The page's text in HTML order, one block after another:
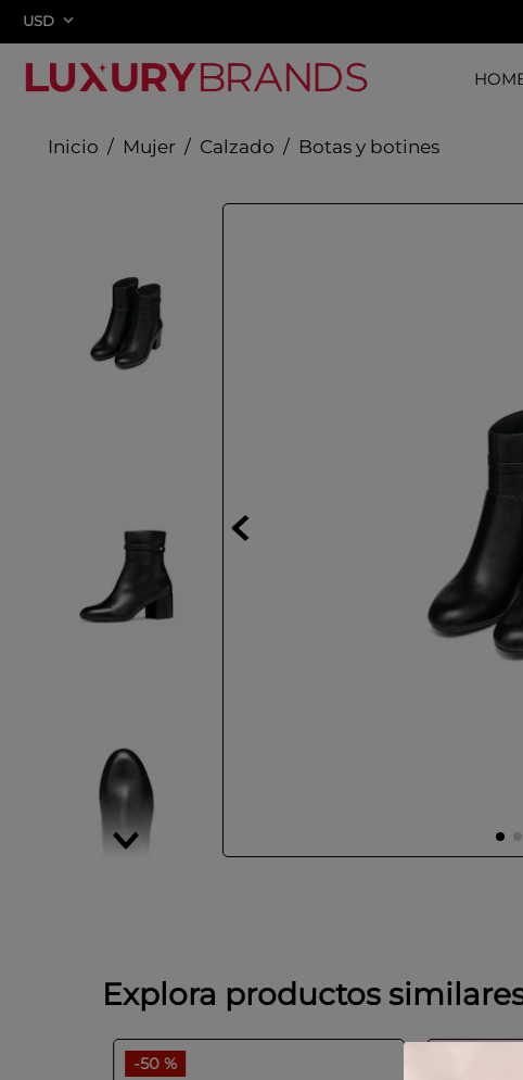
USD
Mujer Calzado Botas y botines
Explora productos
-50 %